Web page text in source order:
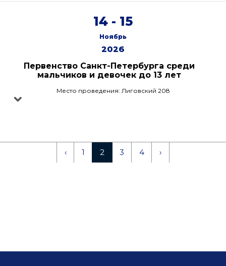
14 - 15
Ноябрь
2026
Первенство Санкт-Петербурга среди
мальчиков и девочек до 13 лет
Место проведения: Лиговский 208
‹ 1 2 3 4 ›